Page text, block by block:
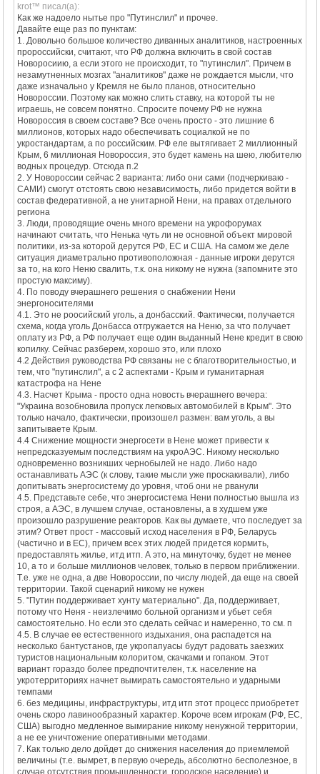
krot™ писал(а):
Как же надоело нытье про "Путинслил" и прочее.
Давайте еще раз по пунктам:
1. Довольно большое количество диванных аналитиков, настроенных
пророссийски, считают, что РФ должна включить в свой состав
Новоросиию, а если этого не происходит, то "путинслил". Причем в
незамутненных мозгах "аналитиков" даже не рождается мысли, что
даже изначально у Кремля не было планов, относительно
Новороссии. Поэтому как можно слить ставку, на которой ты не
играешь, не совсем понятно. Спросите почему РФ не нужна
Новороссия в своем составе? Все очень просто - это лишние 6
миллионов, которых надо обеспечивать социалкой не по
укростандартам, а по российским. РФ еле вытягивает 2 миллионный
Крым, 6 миллионая Новороссия, это будет камень на шею, любителю
водных процедур. Отсюда п.2
2. У Новороссии сейчас 2 варианта: либо они сами (подчеркиваю -
САМИ) смогут отстоять свою независимость, либо придется войти в
состав федеративной, а не унитарной Нени, на правах отдельного
региона
3. Люди, проводящие очень много времени на укрофорумах
начинают считать, что Ненька чуть ли не основной объект мировой
политики, из-за которой дерутся РФ, ЕС и США. На самом же деле
ситуация диаметрально противоположная - данные игроки дерутся
за то, на кого Неню свалить, т.к. она никому не нужна (запомните это
простую максиму).
4. По поводу вчерашнего решения о снабжении Нени
энергоносителями
4.1. Это не роосийский уголь, а донбасский. Фактически, получается
схема, когда уголь Донбасса отгружается на Неню, за что получает
оплату из РФ, а РФ получает еще один выданный Нене кредит в свою
копилку. Сейчас разберем, хорошо это, или плохо
4.2 Действия руководства РФ связаны не с благотворительностью, и
тем, что "путинслил", а с 2 аспектами - Крым и гуманитарная
катастрофа на Нене
4.3. Насчет Крыма - просто одна новость вчерашнего вечера:
"Украина возобновила пропуск легковых автомобилей в Крым". Это
только начало, фактически, произошел размен: вам уголь, а вы
запитываете Крым.
4.4 Снижение мощности энергосети в Нене может привести к
непредсказуемым последствиям на укроАЭС. Никому несколько
одновременно возникших чернобылей не надо. Либо надо
останавливать АЭС (к слову, такие мысли уже проскакивали), либо
допитывать энергосистему до уровня, чтоб они не рванули
4.5. Представьте себе, что энергосистема Нени полностью вышла из
строя, а АЭС, в лучшем случае, остановлены, а в худшем уже
произошло разрушение реакторов. Как вы думаете, что последует за
этим? Ответ прост - массовый исход населения в РФ, Беларусь
(частично и в ЕС), причем всех этих людей придется кормить,
предоставлять жилье, итд итп. А это, на минуточку, будет не менее
10, а то и больше миллионов человек, только в первом приближении.
Т.е. уже не одна, а две Новороссии, по числу людей, да еще на своей
территории. Такой сценарий никому не нужен
5. "Путин поддерживает хунту материально". Да, поддерживает,
потому что Неня - неизлечимо больной организм и убьет себя
самостоятельно. Но если это сделать сейчас и намеренно, то см. п
4.5. В случае ее естественного издыхания, она распадется на
несколько бантустанов, где укропапуасы будут радовать заезжих
туристов национальным колоритом, скачками и гопаком. Этот
вариант гораздо более предпочтителен, т.к. население на
укротерриториях начнет вымирать самостоятельно и ударными
темпами
6. без медицины, инфраструктуры, итд итп этот процесс приобретет
очень скоро лавинообразный характер. Короче всем игрокам (РФ, ЕС,
США) выгодно медленное вымирание никому ненужной территории,
а не ее уничтожение оперативными методами.
7. Как только дело дойдет до снижения населения до приемлемой
величины (т.е. вымрет, в первую очередь, абсолютно бесполезное, в
случае отсутствия промышленности, городское население) и